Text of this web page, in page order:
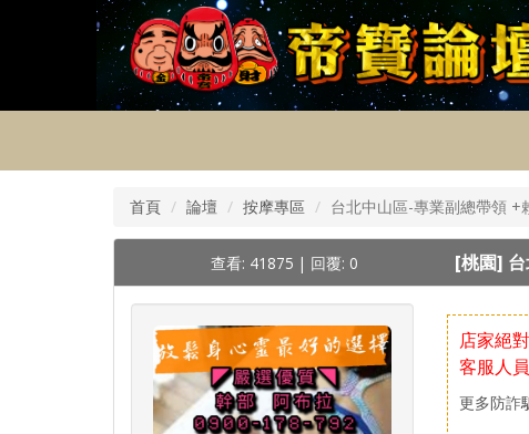
首頁 論壇 按摩專區 台北中山區-專業副總帶領
查看: 41875 | 回覆: 0 [桃園]
店家絕
客服人
更多防詐